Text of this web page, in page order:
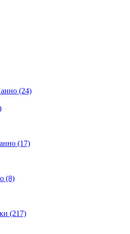
(24)
(17)
(8)
(217)